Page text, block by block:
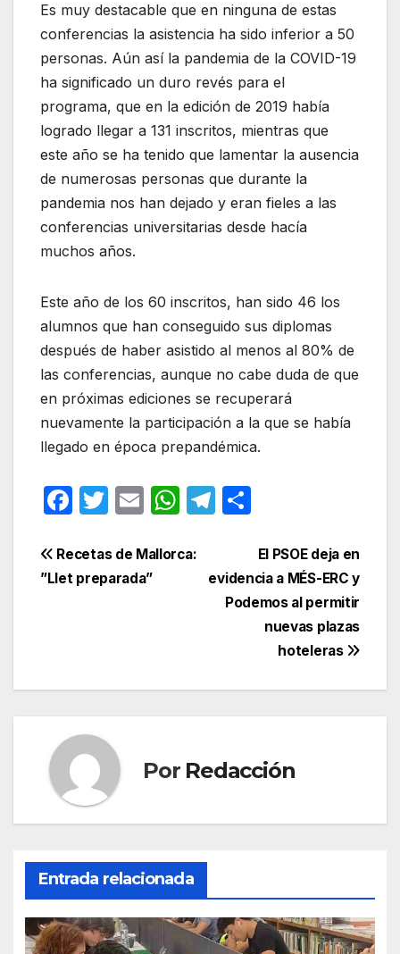
Es muy destacable que en ninguna de estas
conferencias la asistencia ha sido inferior a 50
personas. Aún así la pandemia de la COVID-19
ha significado un duro revés para el
programa, que en la edición de 2019 había
logrado llegar a 131 inscritos, mientras que
este año se ha tenido que lamentar la ausencia
de numerosas personas que durante la
pandemia nos han dejado y eran fieles a las
conferencias universitarias desde hacía
muchos años.
Este año de los 60 inscritos, han sido 46 los
alumnos que han conseguido sus diplomas
después de haber asistido al menos al 80% de
las conferencias, aunque no cabe duda de que
en próximas ediciones se recuperará
nuevamente la participación a la que se había
llegado en época prepandémica.
F
c
e
k
T
itt
er
E
ail
W
at
T
gr
a
m
p
ar
tir
Navegación
El PSOE deja en
evidencia a MÉS-ERC y
Podemos al permitir
nuevas plazas
hoteleras
Recetas de Mallorca:
”Llet preparada”
Por Redacción
Entrada relacionada